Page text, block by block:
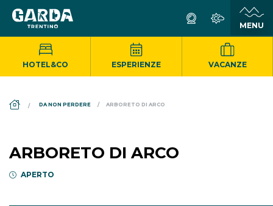
HOTEL&CO ESPERIENZE VACANZE
DA NON PERDERE ARBORETO DI ARCO
ARBORETO DI ARCO
APERTO